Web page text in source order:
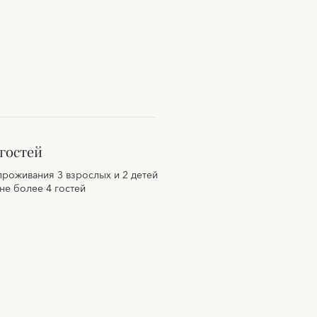
3 взрослых и 2 детей
более 4 гостей